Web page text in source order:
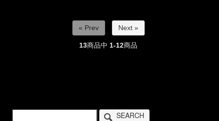
« Prev Next »
13商品中 1-12商品
SEARCH